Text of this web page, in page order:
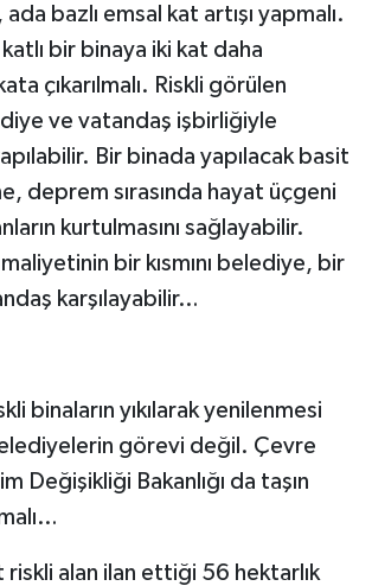
bazlı emsal kat artışı yapmalı.
bir binaya iki kat daha
çıkarılmalı. Riskli görülen
ve vatandaş işbirliğiyle
Bir binada yapılacak basit
deprem sırasında hayat üçgeni
kurtulmasını sağlayabilir.
bir kısmını belediye, bir
karşılayabilir…
binaların yıkılarak yenilenmesi
görevi değil. Çevre
Değişikliği Bakanlığı da taşın
riskli alan ilan ettiği 56 hektarlık